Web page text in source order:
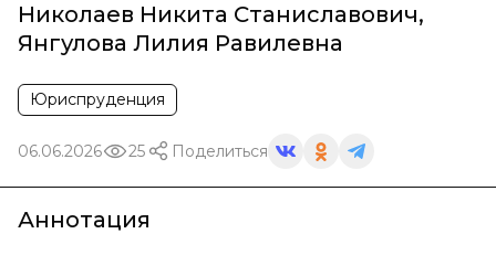
Николаев Никита Станиславович,
Янгулова Лилия Равилевна
Юриспруденция
06.06.2026 25 Поделиться
Аннотация